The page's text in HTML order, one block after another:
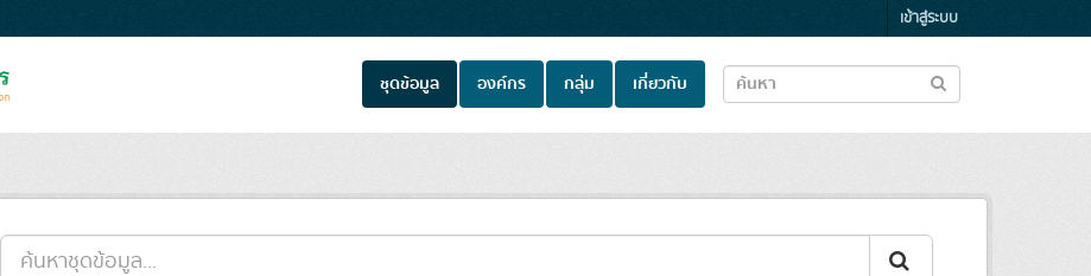
เข้าสู่ระบบ
ชุดข้อมูล องค์กร กลุ่ม เกี่ยวกับ